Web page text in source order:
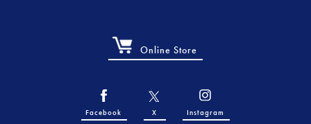
Online Store
Facebook X Instagram